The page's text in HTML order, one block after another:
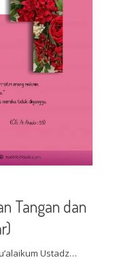
Tangan dan
Ustadz…